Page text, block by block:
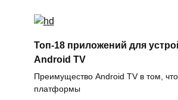
Топ-18 приложений для
Android TV
Преимущество Android TV в том,
платформы